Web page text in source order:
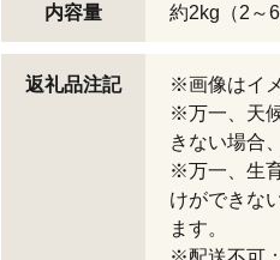
内容量 約2kg（2～6
返礼品注記
※画像はイ
※万一、天
きない場合
※万一、生
けができな
ます。